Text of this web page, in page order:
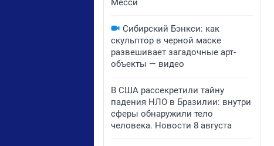
Месси
Сибирский Бэнкси: как
скульптор в черной маске
развешивает загадочные арт-
объекты — видео
В США рассекретили тайну
падения НЛО в Бразилии: внутри
сферы обнаружили тело
человека. Новости 8 августа